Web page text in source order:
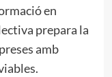
en
prepara la
amb